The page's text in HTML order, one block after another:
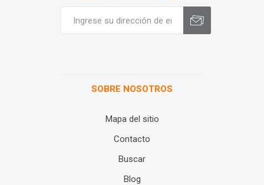
SOBRE NOSOTROS
Mapa del sitio
Contacto
Buscar
Blog